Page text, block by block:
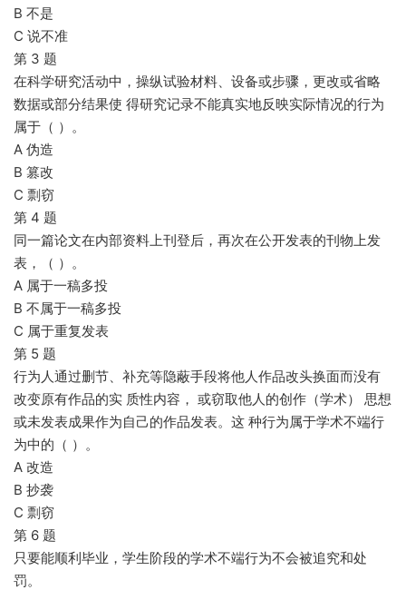
B 不是
C 说不准
第 3 题
在科学研究活动中，操纵试验材料、设备或步骤，更改或省略
数据或部分结果使 得研究记录不能真实地反映实际情况的行为
属于（ ）。
A 伪造
B 篡改
C 剽窃
第 4 题
同一篇论文在内部资料上刊登后，再次在公开发表的刊物上发
表，（ ）。
A 属于一稿多投
B 不属于一稿多投
C 属于重复发表
第 5 题
行为人通过删节、补充等隐蔽手段将他人作品改头换面而没有
改变原有作品的实 质性内容， 或窃取他人的创作（学术） 思想
或未发表成果作为自己的作品发表。这 种行为属于学术不端行
为中的（ ）。
A 改造
B 抄袭
C 剽窃
第 6 题
只要能顺利毕业，学生阶段的学术不端行为不会被追究和处
罚。